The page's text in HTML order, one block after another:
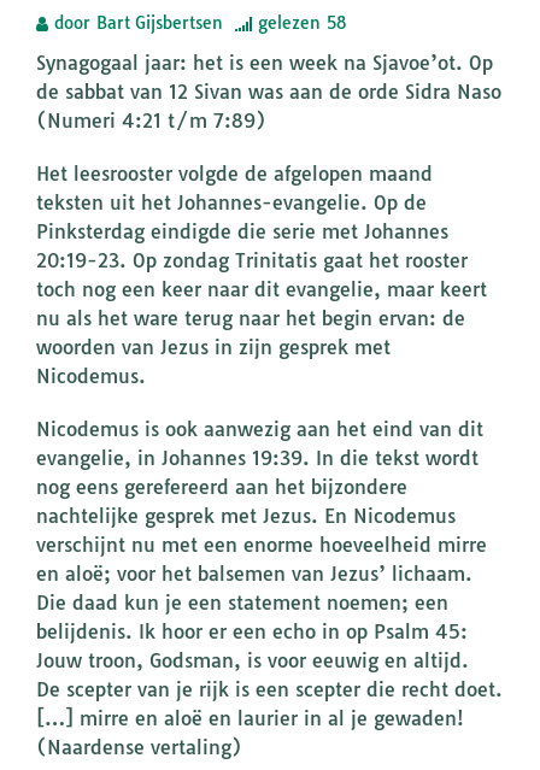
door Bart Gijsbertsen gelezen 58
Synagogaal jaar: het is een week na Sjavoe’ot. Op
de sabbat van 12 Sivan was aan de orde Sidra Naso
(Numeri 4:21 t/m 7:89)
Het leesrooster volgde de afgelopen maand
teksten uit het Johannes-evangelie. Op de
Pinksterdag eindigde die serie met Johannes
20:19-23. Op zondag Trinitatis gaat het rooster
toch nog een keer naar dit evangelie, maar keert
nu als het ware terug naar het begin ervan: de
woorden van Jezus in zijn gesprek met
Nicodemus.
Nicodemus is ook aanwezig aan het eind van dit
evangelie, in Johannes 19:39. In die tekst wordt
nog eens gerefereerd aan het bijzondere
nachtelijke gesprek met Jezus. En Nicodemus
verschijnt nu met een enorme hoeveelheid mirre
en aloë; voor het balsemen van Jezus’ lichaam.
Die daad kun je een statement noemen; een
belijdenis. Ik hoor er een echo in op Psalm 45:
Jouw troon, Godsman, is voor eeuwig en altijd.
De scepter van je rijk is een scepter die recht doet.
[…] mirre en aloë en laurier in al je gewaden!
(Naardense vertaling)